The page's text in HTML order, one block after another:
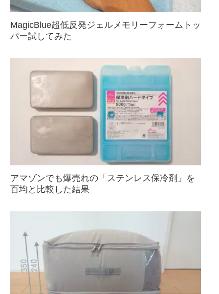
MagicBlue超低反発ジェルメモリーフォームトッ
パー試してみた
アマゾンでも爆売れの「ステンレス保冷剤」を
百均と比較した結果